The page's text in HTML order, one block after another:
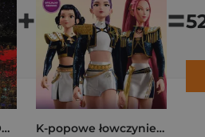
Droga do gwiazd. Opowieść o Mikołaju Koperniku wyd. 2026
+
K-popowe łowczynie demonów. Mój golden journal. Oficjalny dziennik
=